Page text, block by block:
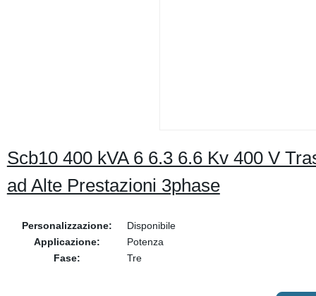
Scb10 400 kVA 6 6.3 6.6 Kv 400 V
ad Alte Prestazioni 3phase
Personalizzazione:
Disponibile
Applicazione:
Potenza
Fase:
Tre